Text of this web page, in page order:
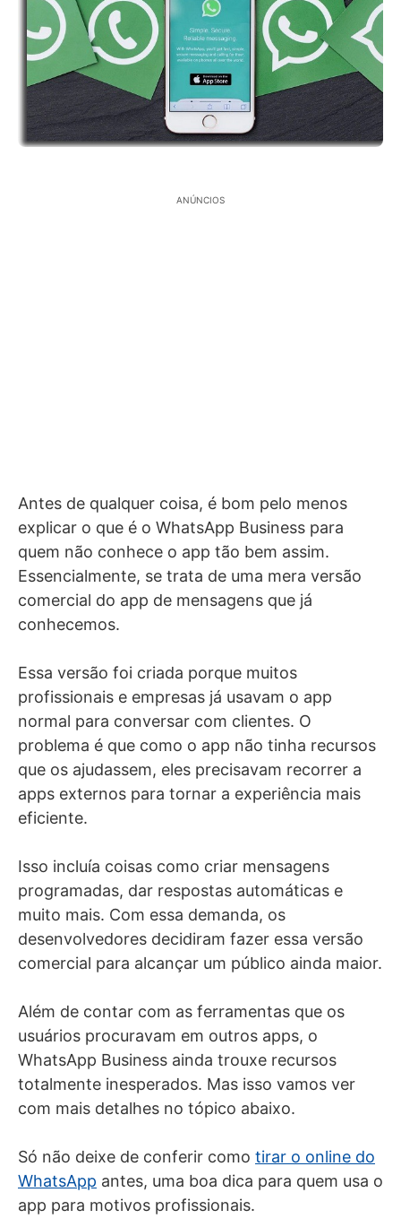
ANÚNCIOS
Antes de qualquer coisa, é bom pelo menos
explicar o que é o WhatsApp Business para
quem não conhece o app tão bem assim.
Essencialmente, se trata de uma mera versão
comercial do app de mensagens que já
conhecemos.
Essa versão foi criada porque muitos
profissionais e empresas já usavam o app
normal para conversar com clientes. O
problema é que como o app não tinha recursos
que os ajudassem, eles precisavam recorrer a
apps externos para tornar a experiência mais
eficiente.
Isso incluía coisas como criar mensagens
programadas, dar respostas automáticas e
muito mais. Com essa demanda, os
desenvolvedores decidiram fazer essa versão
comercial para alcançar um público ainda maior.
Além de contar com as ferramentas que os
usuários procuravam em outros apps, o
WhatsApp Business ainda trouxe recursos
totalmente inesperados. Mas isso vamos ver
com mais detalhes no tópico abaixo.
Só não deixe de conferir como tirar o online do
WhatsApp antes, uma boa dica para quem usa o
app para motivos profissionais.